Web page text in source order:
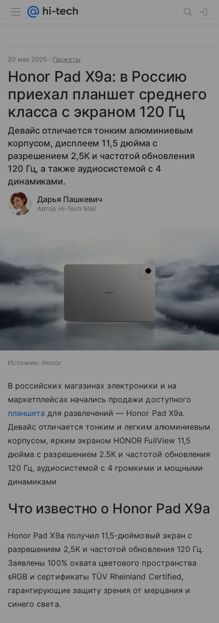
20 мая 2025 Гаджеты
Honor Pad X9a: в Россию
приехал планшет среднего
класса с экраном 120 Гц
Девайс отличается тонким алюминиевым
корпусом, дисплеем 11,5 дюйма с
разрешением 2,5К и частотой обновления
120 Гц, а также аудиосистемой с 4
динамиками.
Дарья Пашкевич
Автор Hi-Tech Mail
Источник: Honor
В российских магазинах электроники и на
маркетплейсах начались продажи доступного
планшета для развлечений — Honor Pad X9a.
Девайс отличается тонким и легким алюминиевым
корпусом, ярким экраном HONOR FullView 11,5
дюйма с разрешением 2.5К и частотой обновления
120 Гц, аудиосистемой с 4 громкими и мощными
динамиками
Что известно о Honor Pad X9a
Honor Pad X9a получил 11,5-дюймовый экран с
разрешением 2,5K и частотой обновления 120 Гц.
Заявлены 100% охвата цветового пространства
sRGB и сертификаты TÜV Rheinland Certified,
гарантирующие защиту зрения от мерцания и
синего света.